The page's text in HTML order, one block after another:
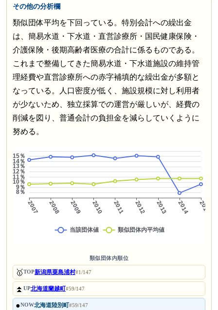
その他の分析欄
類似団体平均を下回っている。特別会計への繰出金
は、簡易水道・下水道・直営診療所・国民健康保険・
介護保険・後期高齢者医療の合計に係るものである。
これまで整備してきた簡易水道・下水道施設の維持管
理経費や直営診療所への赤字補填的な繰出金が多額と
なっている。人口密度が低く、施設規模に対し利用者
が少ないため、独立採算での運営が厳しいが、経費の
削減を図り、普通会計の負担金を減らしていくように
努める。
類似団体内順位
🥇TOP新潟県粟島浦村#1/147
⏫UP北海道蘭越町#59/147
●NOW北海道陸別町#59/147